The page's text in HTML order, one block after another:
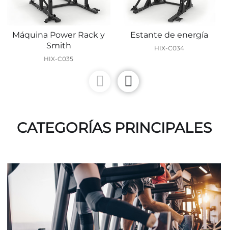
Máquina Power Rack y
Smith
HIX-C035
Estante de energía
HIX-C034
CATEGORÍAS PRINCIPALES